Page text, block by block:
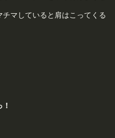
マしていると肩はこってくる